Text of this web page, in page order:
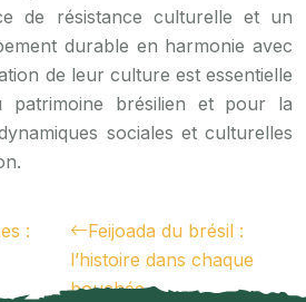
de résistance culturelle et un
durable en harmonie avec
de leur culture est essentielle
patrimoine brésilien et pour la
sociales et culturelles
:
Feijoada du brésil :
l’histoire dans chaque
bouchée